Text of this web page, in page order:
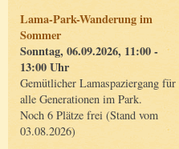
Lama-Park-Wanderung im
Sommer
Sonntag, 06.09.2026, 11:00 -
13:00 Uhr
Gemütlicher Lamaspaziergang für
alle Generationen im Park.
Noch 6 Plätze frei (Stand vom
03.08.2026)